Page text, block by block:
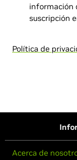
información
suscripción
Política de
Acerca de